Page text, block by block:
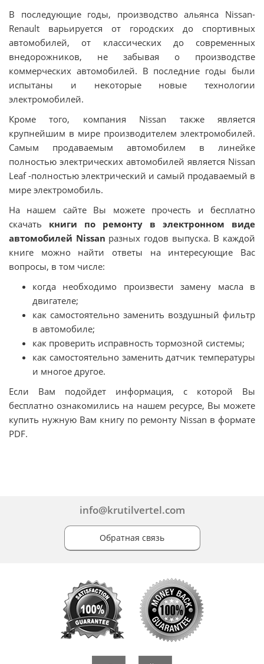
В последующие годы, производство альянса Nissan-
Renault варьируется от городских до спортивных
автомобилей, от классических до современных
внедорожников, не забывая о производстве
коммерческих автомобилей. В последние годы были
испытаны и некоторые новые технологии
электромобилей.
Кроме того, компания Nissan также является
крупнейшим в мире производителем электромобилей.
Самым продаваемым автомобилем в линейке
полностью электрических автомобилей является Nissan
Leaf -полностью электрический и самый продаваемый в
мире электромобиль.
На нашем сайте Вы можете прочесть и бесплатно
скачать книги по ремонту в электронном виде
автомобилей Nissan разных годов выпуска. В каждой
книге можно найти ответы на интересующие Вас
вопросы, в том числе:
когда необходимо произвести замену масла в
двигателе;
как самостоятельно заменить воздушный фильтр
в автомобиле;
как проверить исправность тормозной системы;
как самостоятельно заменить датчик температуры
и многое другое.
Если Вам подойдет информация, с которой Вы
бесплатно ознакомились на нашем ресурсе, Вы можете
купить нужную Вам книгу по ремонту Nissan в формате
PDF.
info@krutilvertel.com
Обратная связь